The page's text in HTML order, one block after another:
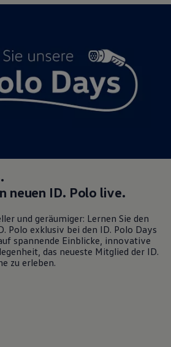
R
neuen ID. Polo live.
und geräumiger: Lernen Sie den
Polo exklusiv bei den ID. Polo Days
spannende Einblicke, innovative
das neueste Mitglied der ID.
zu erleben.